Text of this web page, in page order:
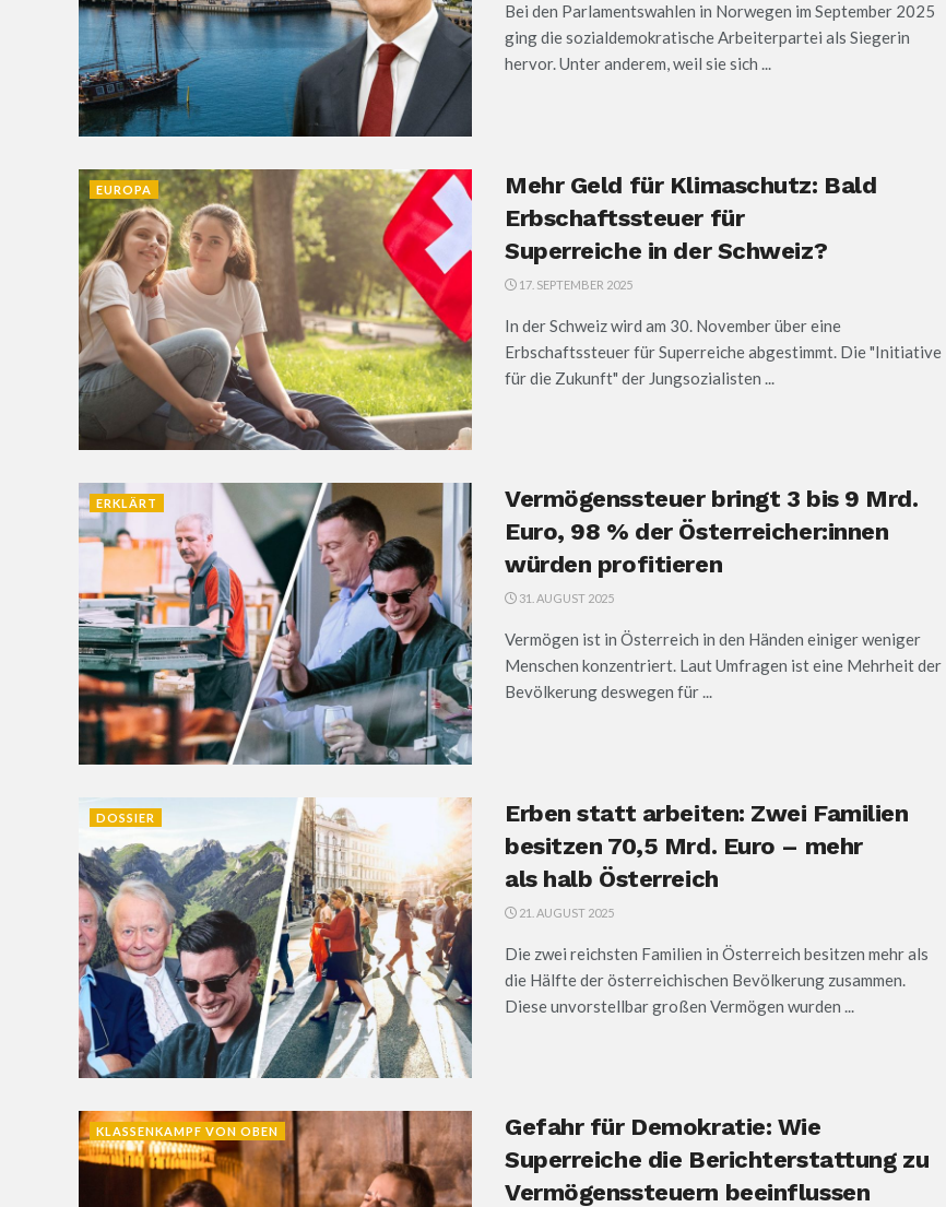
Bei den Parlamentswahlen in Norwegen im September 2025
ging die sozialdemokratische Arbeiterpartei als Siegerin
hervor. Unter anderem, weil sie sich ...
EUROPA
Mehr Geld für Klimaschutz: Bald
Erbschaftssteuer für
Superreiche in der Schweiz?
17. SEPTEMBER 2025
In der Schweiz wird am 30. November über eine
Erbschaftssteuer für Superreiche abgestimmt. Die "Initiative
für die Zukunft" der Jungsozialisten ...
ERKLÄRT
Vermögenssteuer bringt 3 bis 9 Mrd.
Euro, 98 % der Österreicher:innen
würden profitieren
31. AUGUST 2025
Vermögen ist in Österreich in den Händen einiger weniger
Menschen konzentriert. Laut Umfragen ist eine Mehrheit der
Bevölkerung deswegen für ...
DOSSIER
Erben statt arbeiten: Zwei Familien
besitzen 70,5 Mrd. Euro – mehr
als halb Österreich
21. AUGUST 2025
Die zwei reichsten Familien in Österreich besitzen mehr als
die Hälfte der österreichischen Bevölkerung zusammen.
Diese unvorstellbar großen Vermögen wurden ...
KLASSENKAMPF VON OBEN
Gefahr für Demokratie: Wie
Superreiche die Berichterstattung zu
Vermögenssteuern beeinflussen